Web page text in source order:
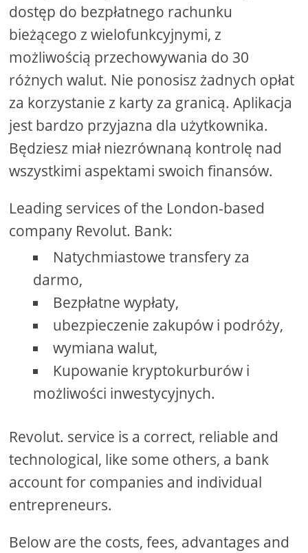
dostęp do bezpłatnego rachunku
bieżącego z wielofunkcyjnymi, z
możliwością przechowywania do 30
różnych walut. Nie ponosisz żadnych opłat
za korzystanie z karty za granicą. Aplikacja
jest bardzo przyjazna dla użytkownika.
Będziesz miał niezrównaną kontrolę nad
wszystkimi aspektami swoich finansów.
Leading services of the London-based
company Revolut. Bank:
Natychmiastowe transfery za
darmo,
Bezpłatne wypłaty,
ubezpieczenie zakupów i podróży,
wymiana walut,
Kupowanie kryptokurburów i
możliwości inwestycyjnych.
Revolut. service is a correct, reliable and
technological, like some others, a bank
account for companies and individual
entrepreneurs.
Below are the costs, fees, advantages and